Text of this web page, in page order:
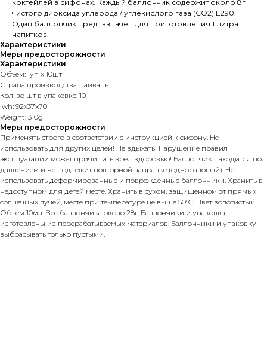
коктейлей в сифонах. Каждый баллончик содержит около 8г
чистого диоксида углерода / углекислого газа (CO2) E290.
Один баллончик предназначен для приготовления 1 литра
напитков.
Характеристики
Меры предосторожности
Характеристики
Объём: 1уп х 10шт
Страна производства: Тайвань
Кол-во шт в упаковке: 10
lwh: 92x37x70
Weight: 310g
Меры предосторожности
Применять строго в соответствии с инструкцией к сифону. Не
использовать для других целей! Не вдыхать! Нарушение правил
эксплуатации может причинить вред здоровью! Баллончик находится под
давлением и не подлежит повторной заправке (одноразовый). Не
использовать деформированные и поврежденные баллончики. Хранить в
недоступном для детей месте. Хранить в сухом, защищенном от прямых
солнечных лучей, месте при температуре не выше 50°C. Цвет золотистый.
Объем 10мл. Вес баллончика около 28г. Баллончики и упаковка
изготовлены из перерабатываемых материалов. Баллончики и упаковку
выбрасывать только пустыми.